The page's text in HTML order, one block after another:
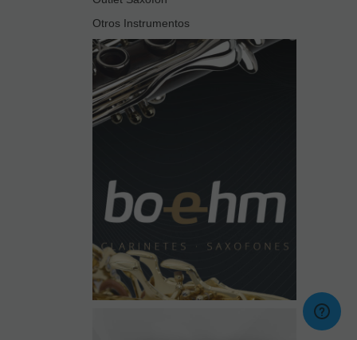
Otros Instrumentos